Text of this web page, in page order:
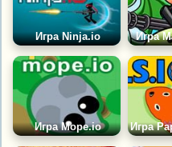
Игра Ninja.io Игра
Игра Mope.io